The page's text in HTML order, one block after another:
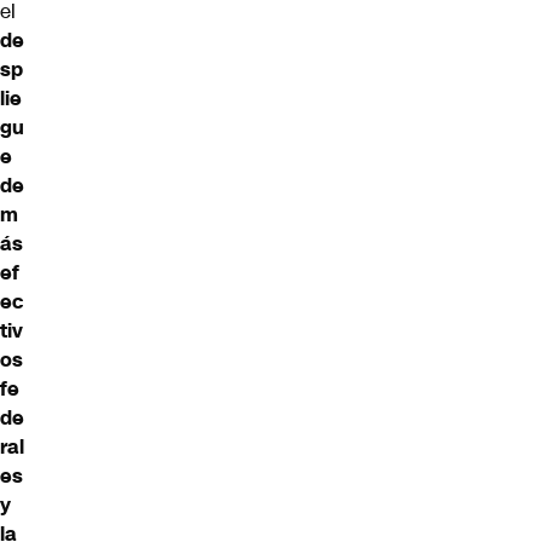
el
de
sp
lie
gu
e
de
m
ás
ef
ec
tiv
os
fe
de
ral
es
y
la